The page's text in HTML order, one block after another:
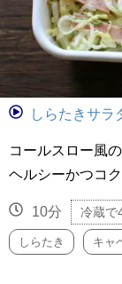
しらたきサラ
コールスロー風
ヘルシーかつコ
10分 冷蔵で
しらたき キャ